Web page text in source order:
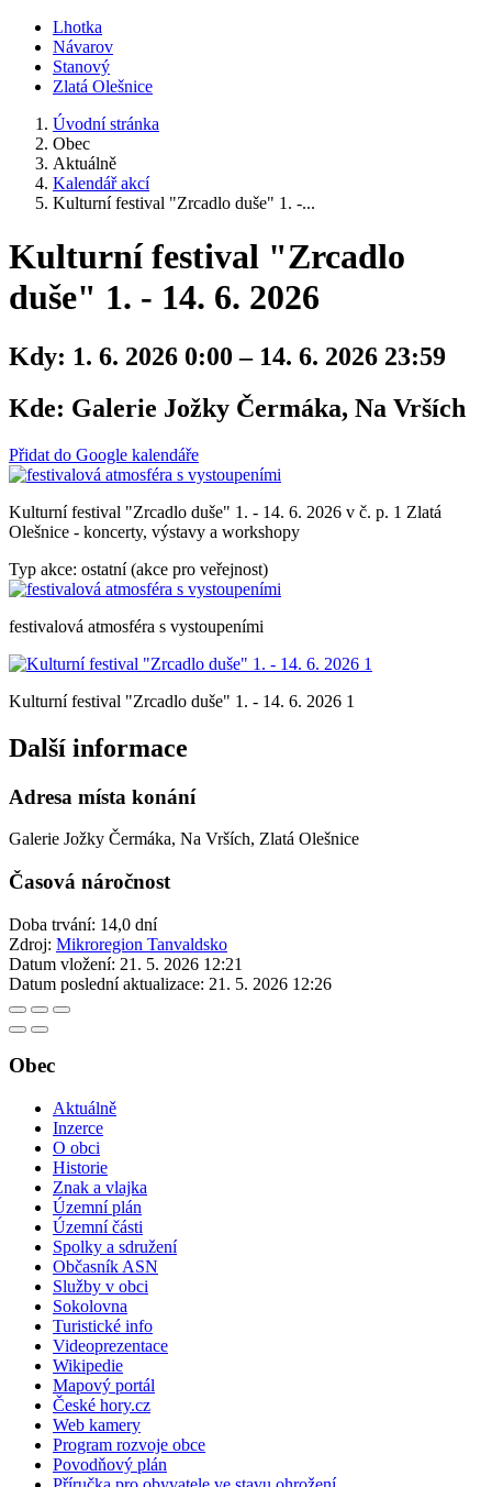
Lhotka
Návarov
Stanový
Zlatá Olešnice
Úvodní stránka
Obec
Aktuálně
Kalendář akcí
Kulturní festival "Zrcadlo duše" 1. -...
Kulturní festival "Zrcadlo
duše" 1. - 14. 6. 2026
Kdy: 1. 6. 2026 0:00 – 14. 6. 2026 23:59
Kde: Galerie Jožky Čermáka, Na Vrších
Přidat do Google kalendáře
Kulturní festival "Zrcadlo duše" 1. - 14. 6. 2026 v č. p. 1 Zlatá
Olešnice - koncerty, výstavy a workshopy
Typ akce: ostatní (akce pro veřejnost)
festivalová atmosféra s vystoupeními
Kulturní festival "Zrcadlo duše" 1. - 14. 6. 2026 1
Další informace
Adresa místa konání
Galerie Jožky Čermáka, Na Vrších, Zlatá Olešnice
Časová náročnost
Doba trvání: 14,0 dní
Zdroj: Mikroregion Tanvaldsko
Datum vložení: 21. 5. 2026 12:21
Datum poslední aktualizace: 21. 5. 2026 12:26
Obec
Aktuálně
Inzerce
O obci
Historie
Znak a vlajka
Územní plán
Územní části
Spolky a sdružení
Občasník ASN
Služby v obci
Sokolovna
Turistické info
Videoprezentace
Wikipedie
Mapový portál
České hory.cz
Web kamery
Program rozvoje obce
Povodňový plán